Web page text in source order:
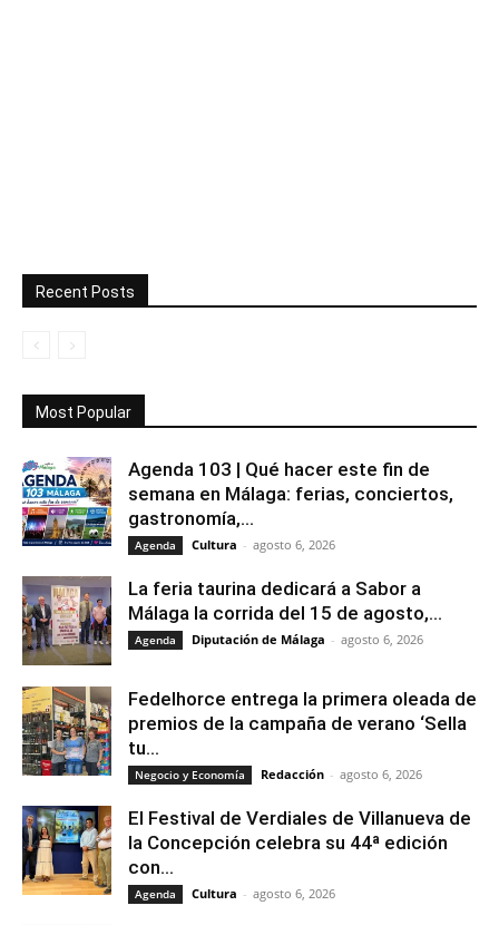
Recent Posts
Most Popular
Agenda 103 | Qué hacer este fin de
semana en Málaga: ferias, conciertos,
gastronomía,...
Agenda Cultura - agosto 6, 2026
La feria taurina dedicará a Sabor a
Málaga la corrida del 15 de agosto,...
Agenda Diputación de Málaga - agosto 6, 2026
Fedelhorce entrega la primera oleada de
premios de la campaña de verano ‘Sella
tu...
Negocio y Economía Redacción - agosto 6, 2026
El Festival de Verdiales de Villanueva de
la Concepción celebra su 44ª edición
con...
Agenda Cultura - agosto 6, 2026